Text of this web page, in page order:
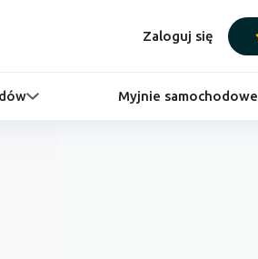
Zaloguj się
Myjnie samochodowe